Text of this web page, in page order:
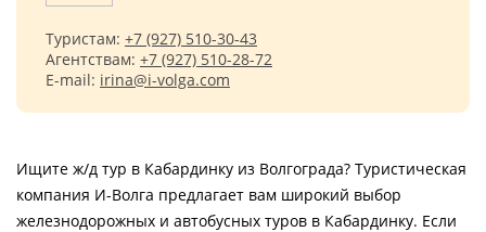
Туристам: +7 (927) 510-30-43
Агентствам: +7 (927) 510-28-72
E-mail: irina@i-volga.com
Ищите ж/д тур в Кабардинку из Волгограда? Туристическая
компания И-Волга предлагает вам широкий выбор
железнодорожных и автобусных туров в Кабардинку. Если